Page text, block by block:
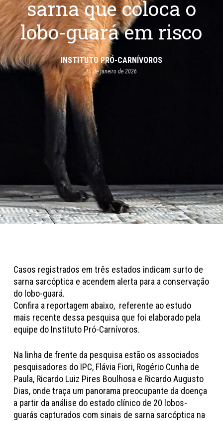
sarna que coloca o
lobo-guará em risco
INSTITUTO PRÓ-CARNÍVOROS
15 de janeiro de 2026
Casos registrados em três estados indicam surto de
sarna sarcóptica e acendem alerta para a conservação
do lobo-guará.
Confira a reportagem abaixo, referente ao estudo
mais recente dessa pesquisa que foi elaborado pela
equipe do Instituto Pró-Carnívoros.
Na linha de frente da pesquisa estão os associados
pesquisadores do IPC, Flávia Fiori, Rogério Cunha de
Paula, Ricardo Luiz Pires Boulhosa e Ricardo Augusto
Dias, onde traça um panorama preocupante da doença
a partir da análise do estado clínico de 20 lobos-
guarás capturados com sinais de sarna sarcóptica na